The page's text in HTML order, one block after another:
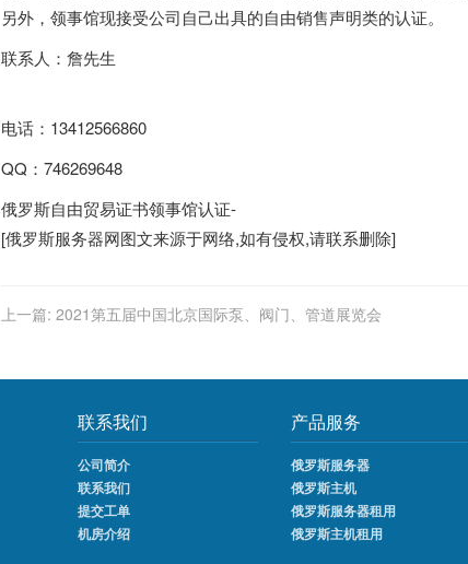
另外，领事馆现接受公司自己出具的自由销售声明类的认证。
联系人：詹先生
电话：13412566860
QQ：746269648
俄罗斯自由贸易证书领事馆认证-
[俄罗斯服务器网图文来源于网络,如有侵权,请联系删除]
上一篇: 2021第五届中国北京国际泵、阀门、管道展览会
联系我们
公司简介
联系我们
提交工单
机房介绍
产品服务
俄罗斯服务器
俄罗斯主机
俄罗斯服务器租用
俄罗斯主机租用